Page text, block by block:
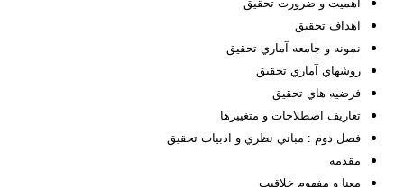
اهميت و ضرورت تحقيق
اهداف تحقيق
نمونه و جامعه آماري تحقيق
روشهاي آماري تحقيق
فرضيه هاي تحقيق
تعاريف اصطلاحات و متغييرها
فصل دوم : مباني نظري و ادبيات تحقيق
مقدمه
معنا و مفهوم خلاقيت